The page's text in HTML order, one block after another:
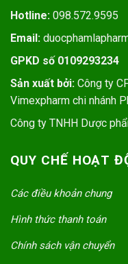
Hotline: 098.572.9595
Email:
GPKD số 0109293234
Sản xuất bởi: Công ty
Vimexpharm chi nhánh
Công ty TNHH Dược
QUY CHẾ HOẠT
Các điều khoản chung
Hình thức thanh toán
Chính sách vận chuyển